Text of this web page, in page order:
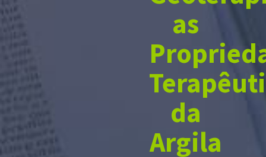
as
da
Argila